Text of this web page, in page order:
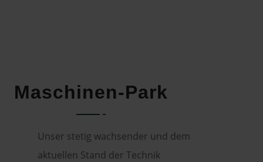
Maschinen-Park
Unser stetig wachsender und dem
aktuellen Stand der Technik